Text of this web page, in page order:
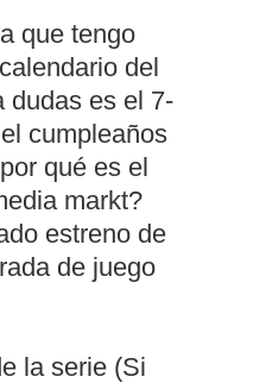
que tengo
del
dudas es el 7-
cumpleaños
qué es el
markt?
estreno de
de juego
la serie (Si